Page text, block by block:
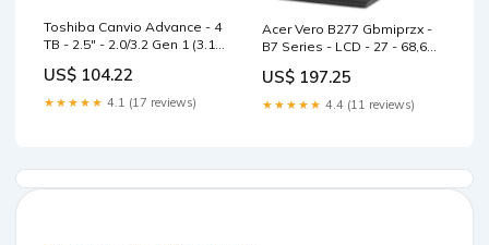
Toshiba Canvio Advance - 4
TB - 2.5" - 2.0/3.2 Gen 1 (3.1
Festplatte Huawei
US$ 104.22
★★★★★ 4.1 (17 reviews)
Acer Vero B277 Gbmiprzx -
B7 Series - LCD - 27 - 68,6
US$ 197.25
★★★★★ 4.4 (11 reviews)